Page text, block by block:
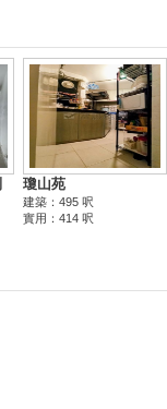
瓊山苑
建築：495 呎
實用：414 呎